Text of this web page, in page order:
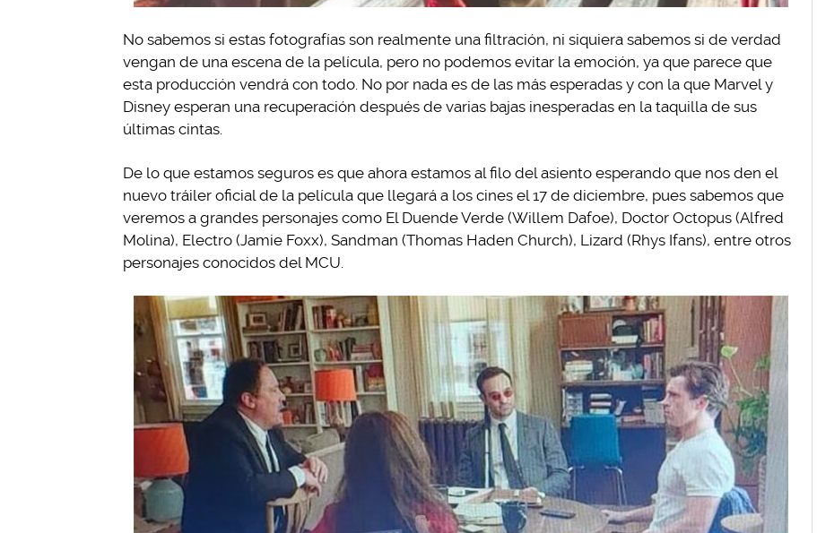
No sabemos si estas fotografías son realmente una filtración, ni siquiera sabemos si de verdad
vengan de una escena de la película, pero no podemos evitar la emoción, ya que parece que
esta producción vendrá con todo. No por nada es de las más esperadas y con la que Marvel y
Disney esperan una recuperación después de varias bajas inesperadas en la taquilla de sus
últimas cintas.
De lo que estamos seguros es que ahora estamos al filo del asiento esperando que nos den el
nuevo tráiler oficial de la película que llegará a los cines el 17 de diciembre, pues sabemos que
veremos a grandes personajes como El Duende Verde (Willem Dafoe), Doctor Octopus (Alfred
Molina), Electro (Jamie Foxx), Sandman (Thomas Haden Church), Lizard (Rhys Ifans), entre otros
personajes conocidos del MCU.